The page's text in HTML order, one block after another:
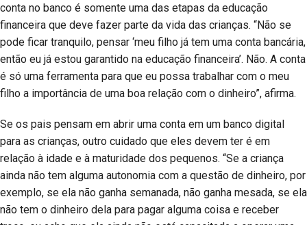
conta no banco é somente uma das etapas da educação
financeira que deve fazer parte da vida das crianças. “Não se
pode ficar tranquilo, pensar ‘meu filho já tem uma conta bancária,
então eu já estou garantido na educação financeira’. Não. A conta
é só uma ferramenta para que eu possa trabalhar com o meu
filho a importância de uma boa relação com o dinheiro”, afirma.
Se os pais pensam em abrir uma conta em um banco digital
para as crianças, outro cuidado que eles devem ter é em
relação à idade e à maturidade dos pequenos. “Se a criança
ainda não tem alguma autonomia com a questão de dinheiro, por
exemplo, se ela não ganha semanada, não ganha mesada, se ela
não tem o dinheiro dela para pagar alguma coisa e receber